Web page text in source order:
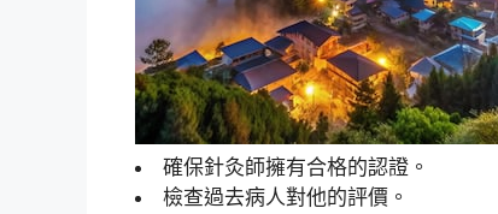
確保針灸師擁有合格的認證。
檢查過去病人對他的評價。